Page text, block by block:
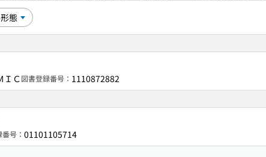
ＩＣ図書登録番号： 1110872882
号： 01101105714